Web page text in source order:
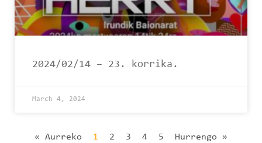
2024/02/14 – 23. korrika.
March 4, 2024
« Aurreko 1 2 3 4 5 Hurrengo »